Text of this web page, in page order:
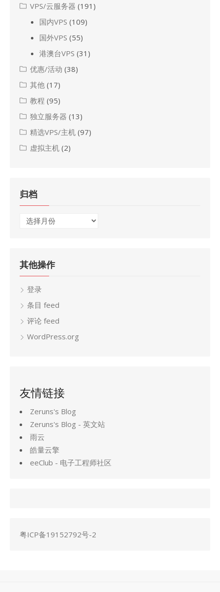
VPS/云服务器 (191)
国内VPS (109)
国外VPS (55)
港澳台VPS (31)
优惠/活动 (38)
其他 (17)
教程 (95)
独立服务器 (13)
精选VPS/主机 (97)
虚拟主机 (2)
归档
归
其他操作
登录
条目 feed
评论 feed
WordPress.org
友情链接
Zeruns's Blog
Zeruns's Blog - 英文站
雨云
皓量云擎
eeClub - 电子工程师社区
粤ICP备19152792号-2